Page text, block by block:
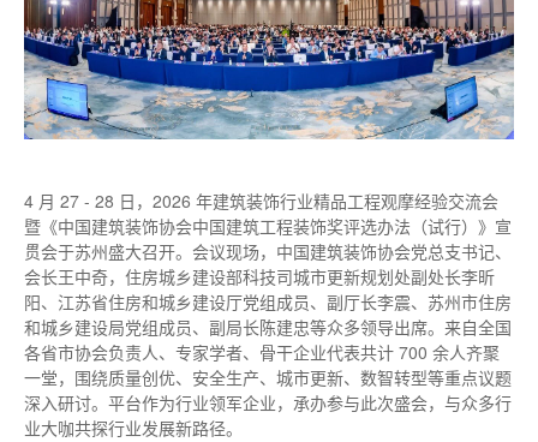
4 月 27 - 28 日，2026 年建筑装饰行业精品工程观摩经验交流会
暨《中国建筑装饰协会中国建筑工程装饰奖评选办法（试行）》宣
贯会于苏州盛大召开。会议现场，中国建筑装饰协会党总支书记、
会长王中奇，住房城乡建设部科技司城市更新规划处副处长李昕
阳、江苏省住房和城乡建设厅党组成员、副厅长李震、苏州市住房
和城乡建设局党组成员、副局长陈建忠等众多领导出席。来自全国
各省市协会负责人、专家学者、骨干企业代表共计 700 余人齐聚
一堂，围绕质量创优、安全生产、城市更新、数智转型等重点议题
深入研讨。平台作为行业领军企业，承办参与此次盛会，与众多行
业大咖共探行业发展新路径。